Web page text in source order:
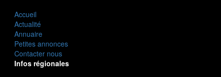
Accueil
Actualité
Annuaire
Petites annonces
Contacter nous
Infos régionales